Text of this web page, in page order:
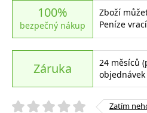
100%
bezpečný nákup
Zboží
Peníze
Záruka
24 měsíců
objednávek
Zatím